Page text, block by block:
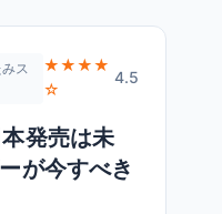
ス
★★★★
☆
4.5
発売は未
が今すべき